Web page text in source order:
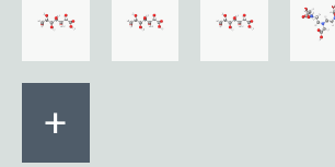
+